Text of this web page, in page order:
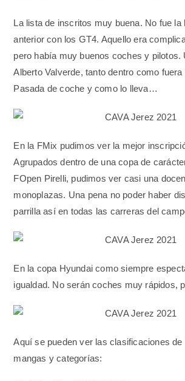
La lista de inscritos muy buena. No fue la
anterior con los GT4. Aquello era
pero había muy buenos coches y pilotos.
Alberto Valverde, tanto dentro como fuera
Pasada de coche y como lo lleva…
En la FMix pudimos ver la mejor
Agrupados dentro de una copa de
FOpen Pirelli, pudimos ver casi una
monoplazas. Una pena no poder haber
parrilla así en todas las carreras del
En la copa Hyundai como siempre
igualdad. No serán coches muy rápidos,
Aquí se pueden ver las clasificaciones de
mangas y categorías: